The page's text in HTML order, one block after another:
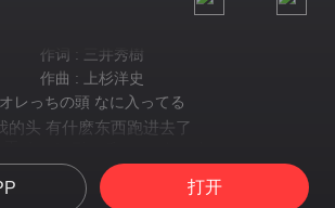
作词 : 三井秀樹
作曲 : 上杉洋史
オレっちの頭 なに入ってる
的头 有什麽东西跑进去了
糖果 candy 巧克力
と それだけじゃないもんね打开